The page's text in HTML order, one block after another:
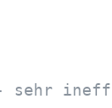
- sehr